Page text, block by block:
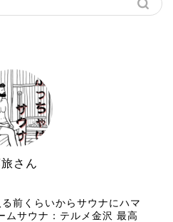
さん
前くらいからサウナにハマ
ムサウナ：テルメ金沢 最高